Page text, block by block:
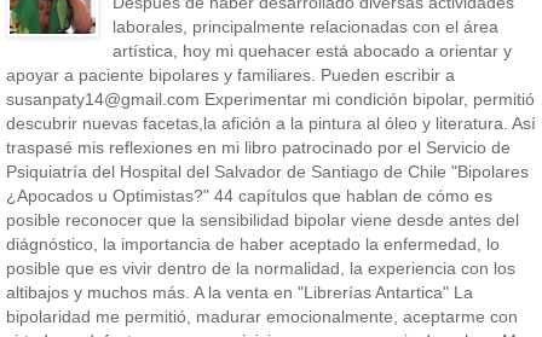
laborales, principalmente relacionadas con el área
artística, hoy mi quehacer está abocado a orientar y
apoyar a paciente bipolares y familiares. Pueden escribir a
susanpaty14@gmail.com Experimentar mi condición bipolar, permitió
descubrir nuevas facetas,la afición a la pintura al óleo y literatura. Así
traspasé mis reflexiones en mi libro patrocinado por el Servicio de
Psiquiatría del Hospital del Salvador de Santiago de Chile "Bipolares
¿Apocados u Optimistas?" 44 capítulos que hablan de cómo es
posible reconocer que la sensibilidad bipolar viene desde antes del
diágnóstico, la importancia de haber aceptado la enfermedad, lo
posible que es vivir dentro de la normalidad, la experiencia con los
altibajos y muchos más. A la venta en "Librerías Antartica" La
bipolaridad me permitió, madurar emocionalmente, aceptarme con